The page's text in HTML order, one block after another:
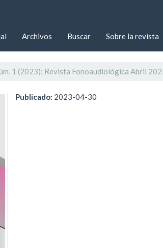
Archivos Buscar Sobre la revista
1 (2023): Revista Fonoaudiológica Abril
Publicado: 2023-04-30